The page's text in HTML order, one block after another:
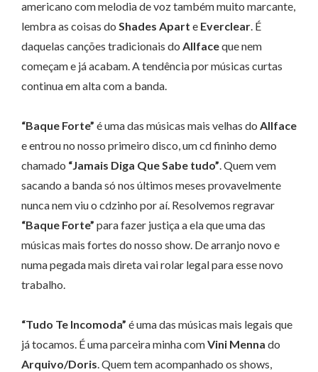
americano com melodia de voz também muito marcante,
lembra as coisas do Shades Apart e Everclear. É
daquelas canções tradicionais do Allfaceque nem
começam e já acabam. A tendência por músicas curtas
continua em alta com a banda.
“Baque Forte” é uma das músicas mais velhas do Allface
e entrou no nosso primeiro disco, um cd fininho demo
chamado “Jamais Diga Que Sabe tudo”. Quem vem
sacando a banda só nos últimos meses provavelmente
nunca nem viu o cdzinho por aí. Resolvemos regravar
“Baque Forte” para fazer justiça a ela que uma das
músicas mais fortes do nosso show. De arranjo novo e
numa pegada mais direta vai rolar legal para esse novo
trabalho.
“Tudo Te Incomoda” é uma das músicas mais legais que
já tocamos. É uma parceira minha comVini Menna do
Arquivo/Doris. Quem tem acompanhado os shows,